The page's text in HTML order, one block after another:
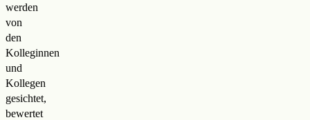
werden
von
den
Kolleginnen
und
Kollegen
gesichtet,
bewertet